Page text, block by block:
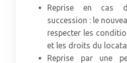
Reprise en cas
succession : le
respecter les
et les droits du
Reprise par une